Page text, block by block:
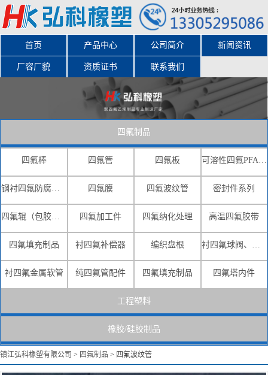
首页 产品中心 公司简介 新闻资讯
厂容厂貌 资质证书 联系我们
四氟制品
四氟棒 四氟管 四氟板 可溶性四氟PFA-FEP(F46)
钢衬四氟防腐系列 四氟膜 四氟波纹管 密封件系列
四氟辊（包胶辊） 四氟加工件 四氟纳化处理 高温四氟胶带
四氟填充制品 衬四氟补偿器 编织盘根 衬四氟球阀、蝶阀
衬四氟金属软管 纯四氟管配件 四氟填充制品 四氟塔内件
工程塑料
橡胶/硅胶制品
镇江弘科橡塑有限公司 > 四氟制品 > 四氟波纹管